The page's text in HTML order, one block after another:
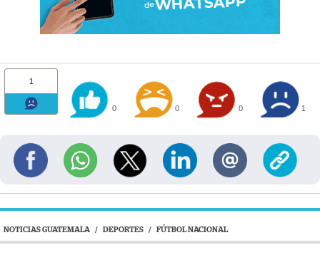
1
0 0 0 1
NOTICIAS GUATEMALA / DEPORTES / FÚTBOL NACIONAL